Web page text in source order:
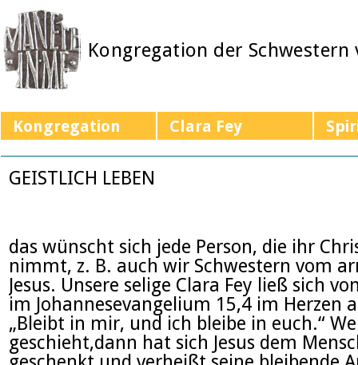
Kongregation Clara Fey
Kongregation der Schwestern
GEISTLICH LEBEN
das wünscht sich jede Person, die ihr
nimmt, z. B. auch wir Schwestern vom
Jesus. Unsere selige Clara Fey ließ sich
im Johannesevangelium 15,4 im Herzen
„Bleibt in mir, und ich bleibe in euch.“
geschieht,dann hat sich Jesus dem